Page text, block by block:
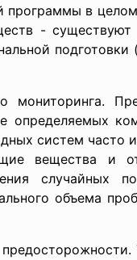
программы в
- существуют
подготовки
мониторинга.
определяемых
систем часто
вещества и
случайных
объема